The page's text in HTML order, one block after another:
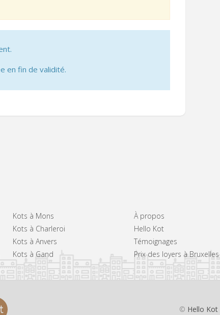
en fin de validité.
Kots à Mons
Kots à Charleroi
Kots à Anvers
Kots à Gand
À propos
Hello Kot
Témoignages
Prix des loyers à Bruxelles
© Hello Kot